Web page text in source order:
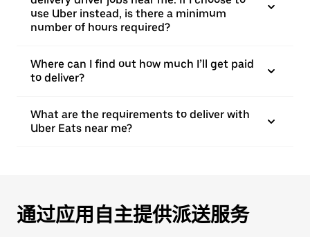
use Uber instead, is there a minimum
number of hours required?
Where can I find out how much I’ll get paid
to deliver?
What are the requirements to deliver with
Uber Eats near me?
通过应用自主提供派送服务